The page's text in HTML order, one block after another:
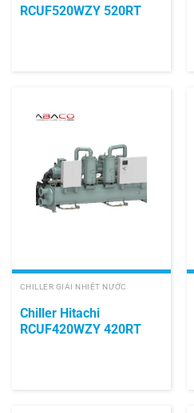
RCUF520WZY 520RT
CHILLER GIẢI NHIỆT NƯỚC
Chiller Hitachi
RCUF420WZY 420RT